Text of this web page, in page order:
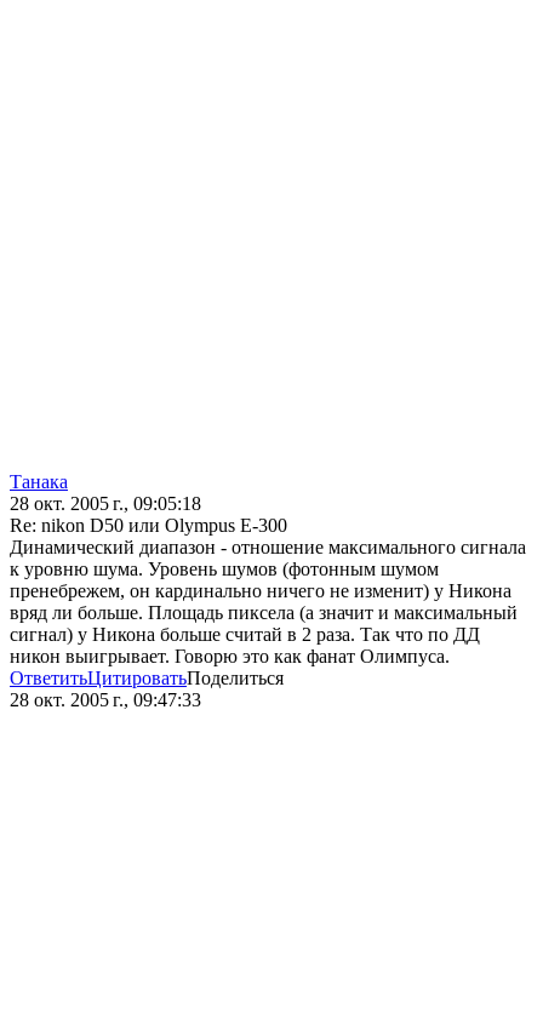
Танака
28 окт. 2005 г., 09:05:18
Re: nikon D50 или Olympus E-300
Динамический диапазон - отношение максимального сигнала
к уровню шума. Уровень шумов (фотонным шумом
пренебрежем, он кардинально ничего не изменит) у Никона
вряд ли больше. Площадь пиксела (а значит и максимальный
сигнал) у Никона больше считай в 2 раза. Так что по ДД
никон выигрывает. Говорю это как фанат Олимпуса.
ОтветитьЦитироватьПоделиться
28 окт. 2005 г., 09:47:33